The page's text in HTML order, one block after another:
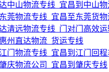
中山物流专线_宜昌到中山
莞物流专线_宜昌至东莞货
清远物流专线_门对门高效运
州直达物流_货运专线
门物流专线_宜昌到江门回程
庆物流公司_宜昌到肇庆专线